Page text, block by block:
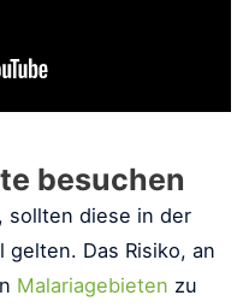
besuchen
sollten diese in der
Das Risiko, an
Malariagebieten zu